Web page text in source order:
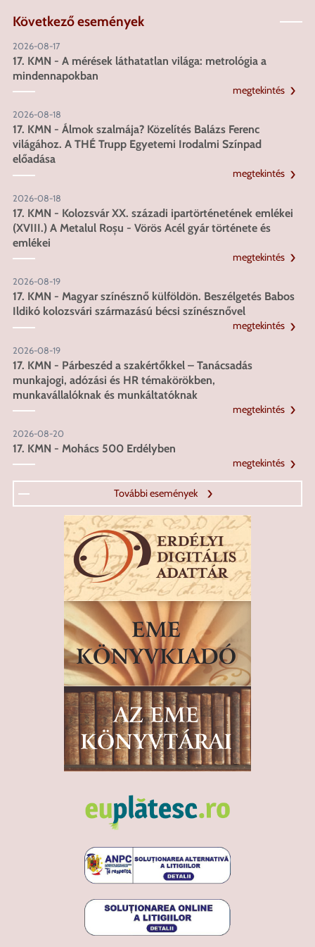
Következő események
2026-08-17
17. KMN - A mérések láthatatlan világa: metrológia a
mindennapokban
megtekintés
2026-08-18
17. KMN - Álmok szalmája? Közelítés Balázs Ferenc
világához. A THÉ Trupp Egyetemi Irodalmi Színpad
előadása
megtekintés
2026-08-18
17. KMN - Kolozsvár XX. századi ipartörténetének emlékei
(XVIII.) A Metalul Roșu - Vörös Acél gyár története és
emlékei
megtekintés
2026-08-19
17. KMN - Magyar színésznő külföldön. Beszélgetés Babos
Ildikó kolozsvári származású bécsi színésznővel
megtekintés
2026-08-19
17. KMN - Párbeszéd a szakértőkkel – Tanácsadás
munkajogi, adózási és HR témakörökben,
munkavállalóknak és munkáltatóknak
megtekintés
2026-08-20
17. KMN - Mohács 500 Erdélyben
megtekintés
További események